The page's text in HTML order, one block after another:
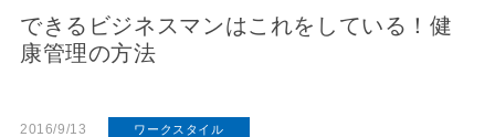
できるビジネスマンはこれをしている！健
康管理の方法
2016/9/13 ワークスタイル